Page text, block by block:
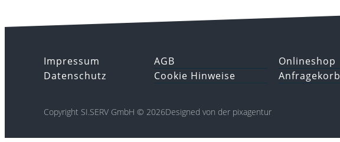
Impressum
Datenschutz
AGB
Cookie Hinweise
Onlineshop
Anfragekorb
Copyright SI.SERV GmbH © 2026Designed von der pixagentur